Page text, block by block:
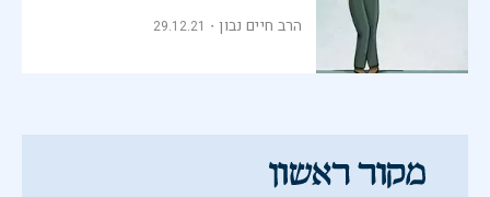
הרב חיים נבון 29.12.21